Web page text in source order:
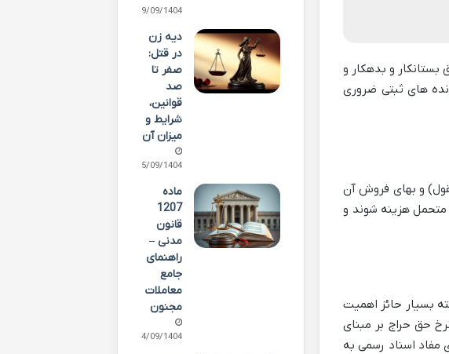
و بدهکار و
های ثبتی ضروری
و بهای فروش آن
هزینه شوند و
بسیار حائز اهمیت
حق حراج بر مبنای
۹۰ آیین نامه اصلاحی اجرای مفاد اسناد رسمی به
29/09/1404
دیه زن
در قتل:
صفر تا
صد
قوانین،
شرایط و
میزان آن
25/09/1404
ماده
1207
قانون
مدنی –
راهنمای
جامع
معاملات
مجنون
24/09/1404